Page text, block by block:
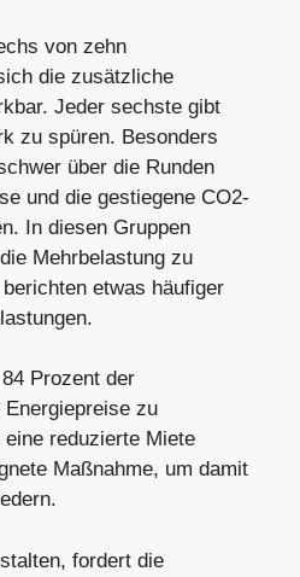
von zehn
die zusätzliche
Jeder sechste gibt
zu spüren. Besonders
über die Runden
und die gestiegene CO2-
In diesen Gruppen
Mehrbelastung zu
etwas häufiger
Prozent der
zu
reduzierte Miete
Maßnahme, um damit
fordert die